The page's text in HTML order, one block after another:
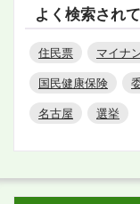
よく検索され
住民票 マイナ
国民健康保険
名古屋
選挙